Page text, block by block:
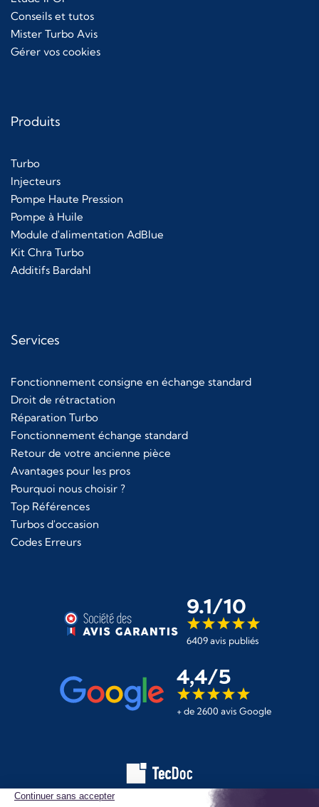
Conseils et tutos
Mister Turbo Avis
Gérer vos cookies
Produits
Turbo
Injecteurs
Pompe Haute Pression
Pompe à Huile
Module d'alimentation AdBlue
Kit Chra Turbo
Additifs Bardahl
Services
Fonctionnement consigne en échange standard
Droit de rétractation
Réparation Turbo
Fonctionnement échange standard
Retour de votre ancienne pièce
Avantages pour les pros
Pourquoi nous choisir ?
Top Références
Turbos d'occasion
Codes Erreurs
9.1/10
6409 avis publiés
4,4/5
+ de 2600 avis Google